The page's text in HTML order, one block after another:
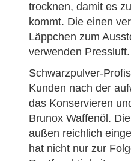
trocknen, damit es
kommt. Die einen
Läppchen zum
verwenden Pressluft.
Schwarzpulver-
Kunden nach der
das Konservieren
Brunox Waffenöl.
außen reichlich
hat nicht nur zur